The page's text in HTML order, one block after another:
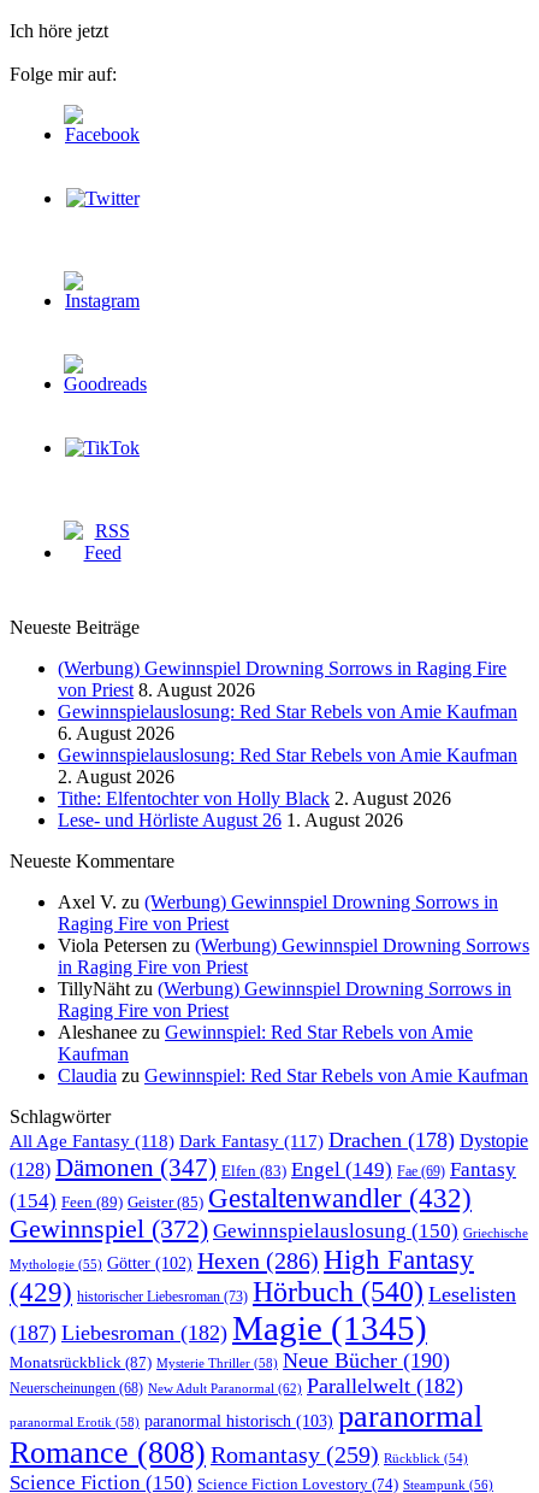
Ich höre jetzt
Folge mir auf:
Neueste Beiträge
(Werbung) Gewinnspiel Drowning Sorrows in Raging Fire
von Priest 8. August 2026
Gewinnspielauslosung: Red Star Rebels von Amie Kaufman
6. August 2026
Gewinnspielauslosung: Red Star Rebels von Amie Kaufman
2. August 2026
Tithe: Elfentochter von Holly Black 2. August 2026
Lese- und Hörliste August 26 1. August 2026
Neueste Kommentare
Axel V. zu (Werbung) Gewinnspiel Drowning Sorrows in
Raging Fire von Priest
Viola Petersen zu (Werbung) Gewinnspiel Drowning Sorrows
in Raging Fire von Priest
TillyNäht zu (Werbung) Gewinnspiel Drowning Sorrows in
Raging Fire von Priest
Aleshanee zu Gewinnspiel: Red Star Rebels von Amie
Kaufman
Claudia zu Gewinnspiel: Red Star Rebels von Amie Kaufman
Schlagwörter
All Age Fantasy (118) Dark Fantasy (117) Drachen (178) Dystopie
(128) Dämonen (347) Elfen (83) Engel (149) Fae (69) Fantasy
(154) Feen (89) Geister(85) Gestaltenwandler (432)
Gewinnspiel (372) Gewinnspielauslosung (150) Griechische
Mythologie (55) Götter (102) Hexen (286) High Fantasy
(429) historischer Liebesroman (73) Hörbuch (540) Leselisten
(187) Liebesroman (182) Magie (1345)
Monatsrückblick (87) Mysterie Thriller (58) Neue Bücher (190)
Neuerscheinungen (68) New Adult Paranormal (62) Parallelwelt (182)
paranormal Erotik (58) paranormal historisch (103) paranormal
Romance (808) Romantasy (259) Rückblick (54)
Science Fiction (150) Science Fiction Lovestory (74) Steampunk (56)